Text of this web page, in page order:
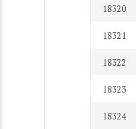
18320
18321
18322
18323
18324